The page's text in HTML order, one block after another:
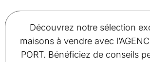
Découvrez notre sélection
maisons à vendre avec
PORT. Bénéficiez de conseils